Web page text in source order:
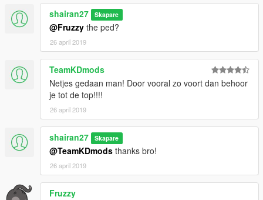
shairan27 Skapare
@Fruzzy the ped?
26 april 2019
TeamKDmods
Netjes gedaan man! Door vooral zo voort dan behoor
je tot de top!!!!
26 april 2019
shairan27 Skapare
@TeamKDmods thanks bro!
26 april 2019
Fruzzy